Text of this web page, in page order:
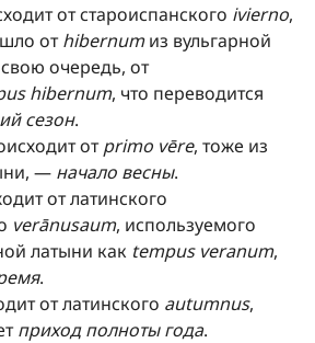
от староиспанского ivierno,
отhibernumиз вульгарной
очередь, от
hibernum, что переводится
сезон.
отprimo vēre, тоже из
— начало весны.
от латинского
verānusaum, используемого
латыни как tempus veranum,
.
от латинского autumnus,
приход полноты года.